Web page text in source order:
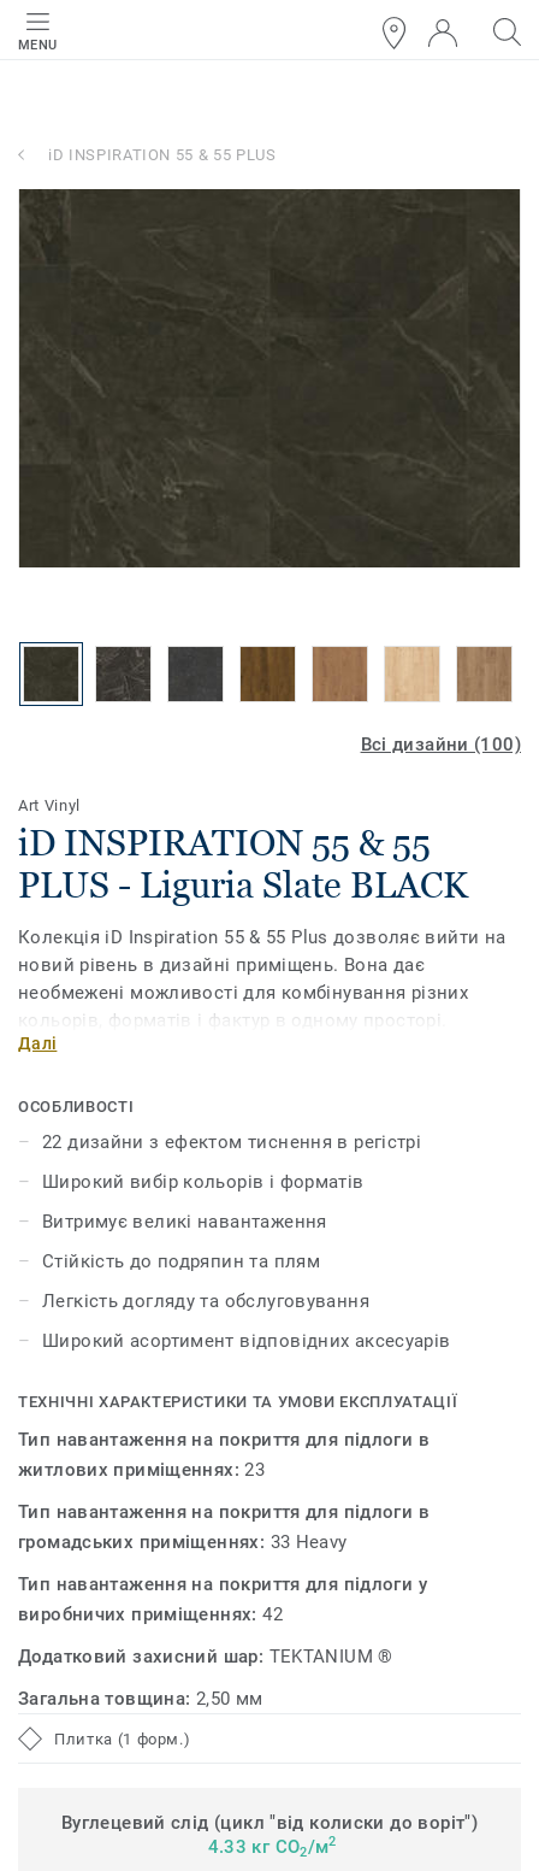
MENU
iD INSPIRATION 55 & 55 PLUS
Всі дизайни (100)
Art Vinyl
iD INSPIRATION 55 & 55
PLUS - Liguria Slate BLACK
Колекція iD Inspiration 55 & 55 Plus дозволяє вийти на
новий рівень в дизайні приміщень. Вона дає
необмежені можливості для комбінування різних
кольорів, форматів і фактур в одному просторі.
Поєднайте текстуру дерева, каміння та металу, грайте з
аксесуарами – плінтусами та профілями. iD Inspiration
55 & 55 Plus розсуває межі дозволеного у дизайні і
дозволяє створити інтер’єр вашої мрії. Колекція
пропонує 22 декори, які мають тиснення в регістрі – це
технологія, яка відтворює рельєф і зовнішній вигляд
Далі
ОСОБЛИВОСТІ
22 дизайни з ефектом тиснення в регістрі
Широкий вибір кольорів і форматів
Витримує великі навантаження
Стійкість до подряпин та плям
Легкість догляду та обслуговування
Широкий асортимент відповідних аксесуарів
ТЕХНІЧНІ ХАРАКТЕРИСТИКИ ТА УМОВИ ЕКСПЛУАТАЦІЇ
Тип навантаження на покриття для підлоги в
житлових приміщеннях:23
Тип навантаження на покриття для підлоги в
громадських приміщеннях: 33 Heavy
Тип навантаження на покриття для підлоги у
виробничих приміщеннях:42
Додатковий захисний шар: TEKTANIUM ®
Загальна товщина: 2,50 мм
Плитка (1 форм.)
Вуглецевий слід (цикл "від колиски до воріт")
4.33 кг CO2/м2